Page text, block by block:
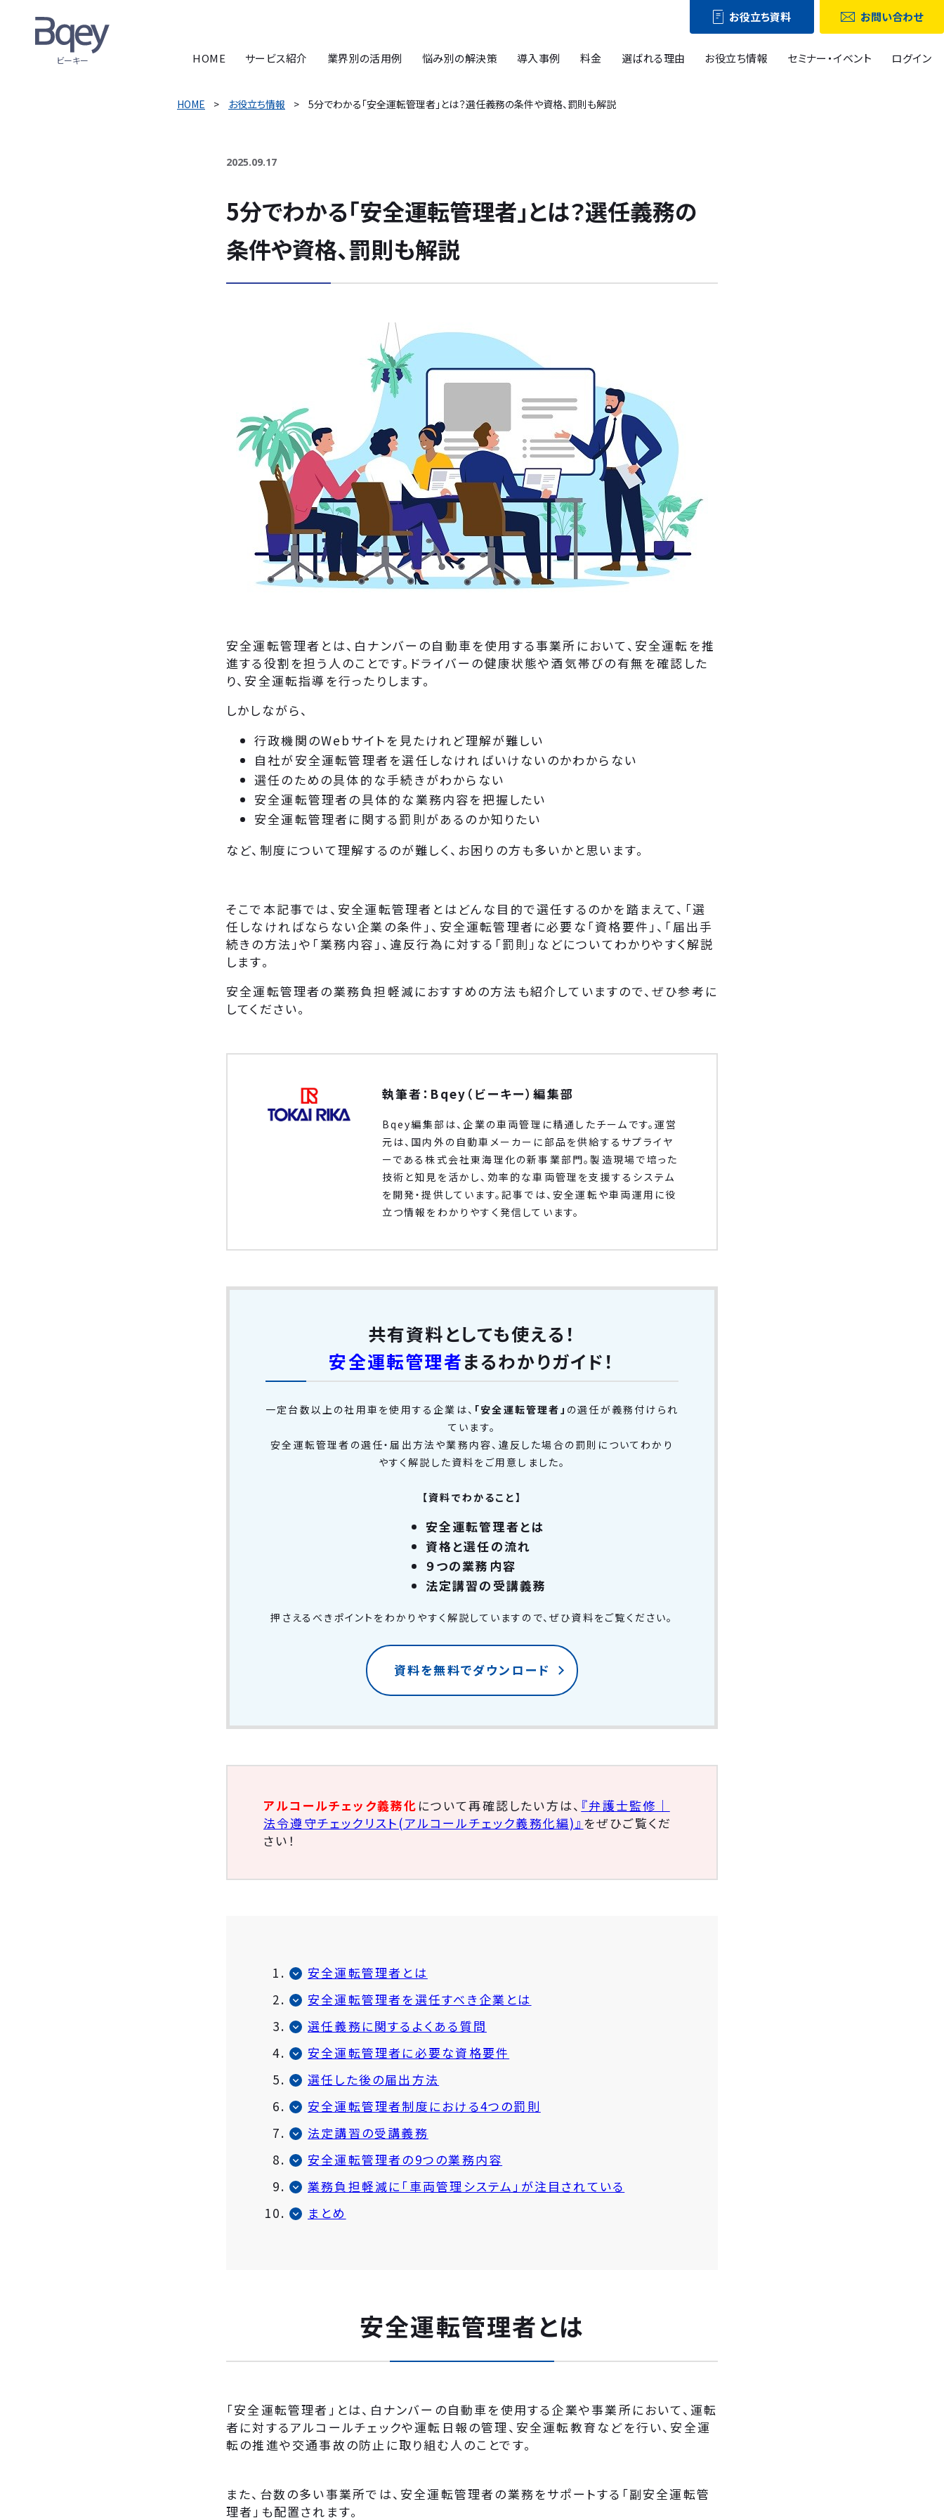
ビーキー
お役立ち資料 お問い合わせ
HOME サービス紹介 業界別の活用例 悩み別の解決策 導入事例 料金 選ばれる理由 お役立ち情報 セミナー・イベント ログイン
HOME お役立ち情報 5分でわかる「安全運転管理者」とは？選任義務の条件や資格、罰則も解説
2025.09.17
5分でわかる「安全運転管理者」とは？選任義務の
条件や資格、罰則も解説
安全運転管理者とは、白ナンバーの自動車を使用する事業所において、安全運転を推
進する役割を担う人のことです。ドライバーの健康状態や酒気帯びの有無を確認した
り、安全運転指導を行ったりします。
しかしながら、
行政機関のWebサイトを見たけれど理解が難しい
自社が安全運転管理者を選任しなければいけないのかわからない
選任のための具体的な手続きがわからない
安全運転管理者の具体的な業務内容を把握したい
安全運転管理者に関する罰則があるのか知りたい
など、制度について理解するのが難しく、お困りの方も多いかと思います。
そこで本記事では、安全運転管理者とはどんな目的で選任するのかを踏まえて、「選
任しなければならない企業の条件」、安全運転管理者に必要な「資格要件」、「届出手
続きの方法」や「業務内容」、違反行為に対する「罰則」などについてわかりやすく解説
します。
安全運転管理者の業務負担軽減におすすめの方法も紹介していますので、ぜひ参考に
してください。
執筆者：Bqey（ビーキー）編集部
Bqey編集部は、企業の車両管理に精通したチームです。運営
元は、国内外の自動車メーカーに部品を供給するサプライヤ
ーである株式会社東海理化の新事業部門。製造現場で培った
技術と知見を活かし、効率的な車両管理を支援するシステム
を開発・提供しています。記事では、安全運転や車両運用に役
立つ情報をわかりやすく発信しています。
共有資料としても使える！
安全運転管理者まるわかりガイド！
一定台数以上の社用車を使用する企業は、 「安全運転管理者」 の選任が義務付けられ
ています。
安全運転管理者の選任・届出方法や業務内容、違反した場合の罰則についてわかり
やすく解説した資料をご用意しました。
【資料でわかること】
安全運転管理者とは
資格と選任の流れ
９つの業務内容
法定講習の受講義務
押さえるべきポイントをわかりやすく解説していますので、ぜひ資料をご覧ください。
資料を無料でダウンロード
アルコールチェック義務化 について再確認したい方は、 『弁護士監修｜
法令遵守チェックリスト(アルコールチェック義務化編)』 をぜひご覧くだ
さい！
安全運転管理者とは
安全運転管理者を選任すべき企業とは
選任義務に関するよくある質問
安全運転管理者に必要な資格要件
選任した後の届出方法
安全運転管理者制度における4つの罰則
法定講習の受講義務
安全運転管理者の9つの業務内容
業務負担軽減に「車両管理システム」が注目されている
まとめ
安全運転管理者とは
「安全運転管理者」とは、白ナンバーの自動車を使用する企業や事業所において、運転
者に対するアルコールチェックや運転日報の管理、安全運転教育などを行い、安全運
転の推進や交通事故の防止に取り組む人のことです。
また、台数の多い事業所では、安全運転管理者の業務をサポートする「副安全運転管
理者」も配置されます。